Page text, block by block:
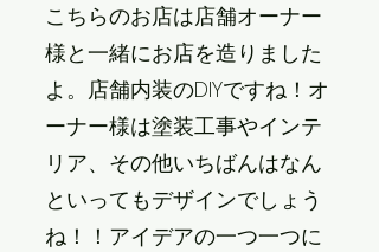
こちらのお店は店舗オーナー
様と一緒にお店を造りました
よ。店舗内装のDIYですね！オ
ーナー様は塗装工事やインテ
リア、その他いちばんはなん
といってもデザインでしょう
ね！！アイデアの一つ一つに